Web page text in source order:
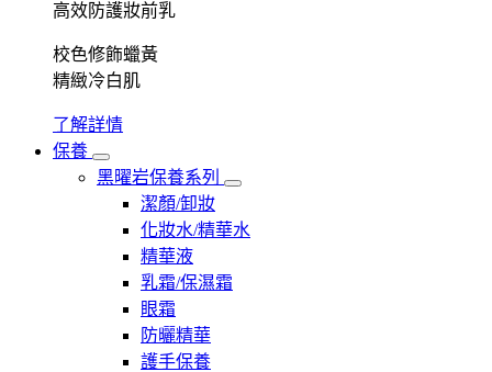
高效防護妝前乳
校色修飾蠟黃
精緻冷白肌
了解詳情
保養
黑曜岩保養系列
潔顏/卸妝
化妝水/精華水
精華液
乳霜/保濕霜
眼霜
防曬精華
護手保養